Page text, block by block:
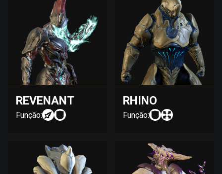
REVENANT
Função:
RHINO
Função: